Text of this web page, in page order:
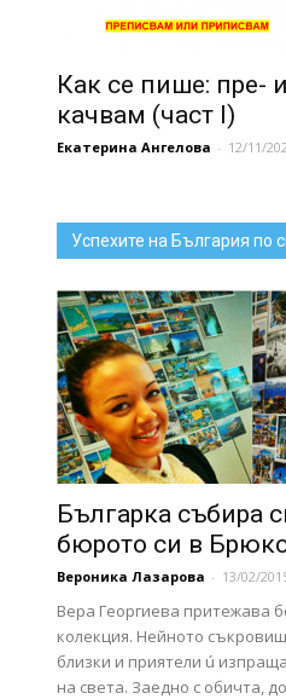
Как се пише: пре-
качвам (част I)
Екатерина Ангелова - 12/11/
Успехите на България по
Българка събира
бюрото си в
Вероника Лазарова - 13/02/
Вера Георгиева притежава
колекция. Нейното
близки и приятели ú
на света. Заедно с обичта,